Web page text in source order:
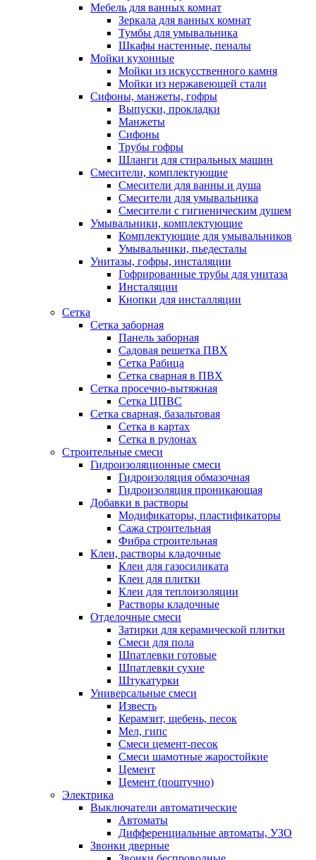
Мебель для ванных комнат
Зеркала для ванных комнат
Тумбы для умывальника
Шкафы настенные, пеналы
Мойки кухонные
Мойки из искусственного камня
Мойки из нержавеющей стали
Сифоны, манжеты, гофры
Выпуски, прокладки
Манжеты
Сифоны
Трубы гофры
Шланги для стиральных машин
Смесители, комплектующие
Смесители для ванны и душа
Смесители для умывальника
Смесители с гигиеническим душем
Умывальники, комплектующие
Комплектующие для умывальников
Умывальники, пьедесталы
Унитазы, гофры, инсталяции
Гофрированные трубы для унитаза
Инсталяции
Кнопки для инсталляции
Сетка
Сетка заборная
Панель заборная
Садовая решетка ПВХ
Сетка Рабица
Сетка сварная в ПВХ
Сетка просечно-вытяжная
Сетка ЦПВС
Сетка сварная, базальтовая
Сетка в картах
Сетка в рулонах
Строительные смеси
Гидроизоляционные смеси
Гидроизоляция обмазочная
Гидроизоляция проникающая
Добавки в растворы
Модификаторы, пластификаторы
Сажа строительная
Фибра строительная
Клеи, растворы кладочные
Клеи для газосиликата
Клеи для плитки
Клеи для теплоизоляции
Растворы кладочные
Отделочные смеси
Затирки для керамической плитки
Смеси для пола
Шпатлевки готовые
Шпатлевки сухие
Штукатурки
Универсальные смеси
Известь
Керамзит, щебень, песок
Мел, гипс
Смеси цемент-песок
Смеси шамотные жаростойкие
Цемент
Цемент (поштучно)
Электрика
Выключатели автоматические
Автоматы
Дифференциальные автоматы, УЗО
Звонки дверные